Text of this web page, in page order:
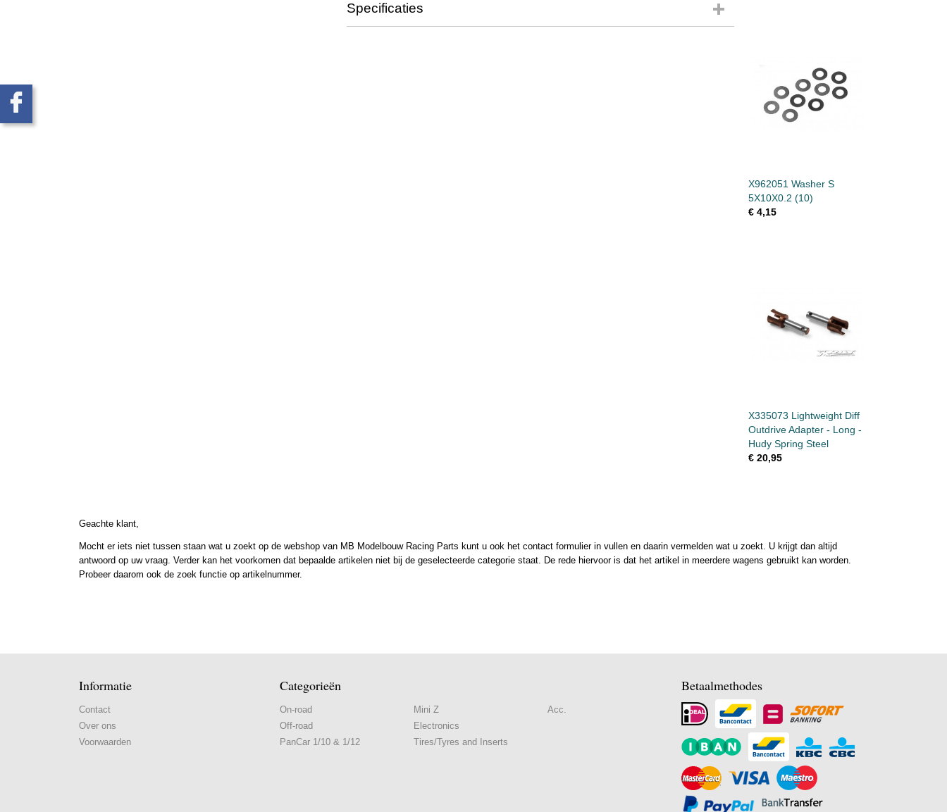
Specificaties
X962051 Washer S
5X10X0.2 (10)
€ 4,15
X335073 Lightweight Diff
Outdrive Adapter - Long -
Hudy Spring Steel
€ 20,95
Geachte klant,
Mocht er iets niet tussen staan wat u zoekt op de webshop van MB Modelbouw Racing Parts kunt u ook het contact formulier in vullen en daarin vermelden wat u zoekt. U krijgt dan altijd
antwoord op uw vraag. Verder kan het voorkomen dat bepaalde artikelen niet bij de geselecteerde categorie staat. De rede hiervoor is dat het artikel in meerdere wagens gebruikt kan worden.
Probeer daarom ook de zoek functie op artikelnummer.
Informatie
Contact
Over ons
Voorwaarden
Categorieën
On-road
Off-road
PanCar 1/10 & 1/12
Mini Z
Electronics
Tires/Tyres and Inserts
Acc.
Betaalmethodes